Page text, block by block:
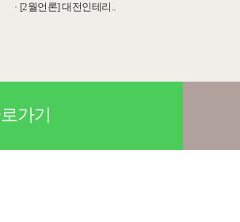
[2월언론] 대전인테리..
가기